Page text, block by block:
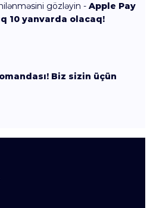
gözləyin - Apple Pay
10 yanvarda olacaq!
Biz sizin üçün